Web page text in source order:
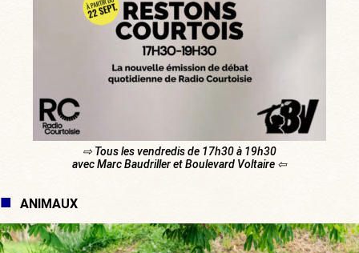
⇨ Tous les vendredis de 17h30 à 19h30
avec Marc Baudriller et Boulevard Voltaire ⇦
ANIMAUX